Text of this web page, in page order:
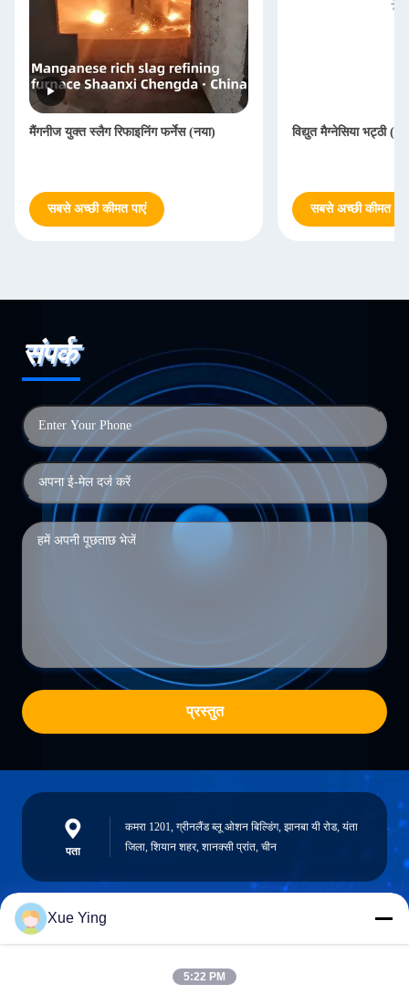
मैंगनीज युक्त स्लैग रिफाइनिंग फर्नेस (नया)
सबसे अच्छी कीमत पाएं
विद्युत मैग्नेसिया भट्ठी
सबसे अच्छी कीमत पाएं
संपर्क
प्रस्तुत
पता
कमरा 1201, ग्रीनलैंड ब्लू ओशन बिल्डिंग, झानबा यी रोड, यंता
जिला, शियान शहर, शानक्सी प्रांत, चीन
sxcd-gyl@163.com
Xue Ying
5:22 PM